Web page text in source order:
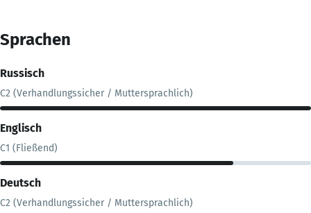
Sprachen
Russisch
C2 (Verhandlungssicher / Muttersprachlich)
Englisch
C1 (Fließend)
Deutsch
C2 (Verhandlungssicher / Muttersprachlich)